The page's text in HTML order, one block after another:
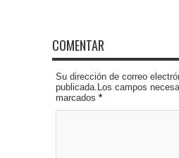
COMENTAR
Su dirección de correo
publicada.Los campos
marcados *